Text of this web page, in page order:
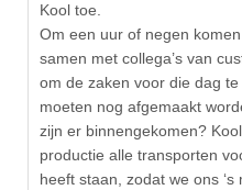
Kool toe.
Om een uur of negen
samen met collega’s van
om de zaken voor die dag
moeten nog afgemaakt
zijn er binnengekomen?
productie alle transporten
heeft staan, zodat we ons